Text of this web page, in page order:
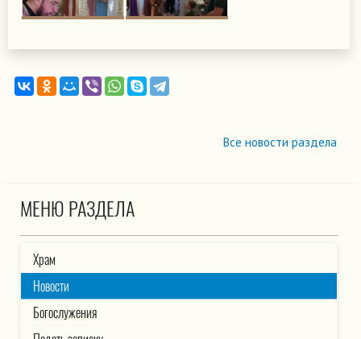
Все новости раздела
МЕНЮ РАЗДЕЛА
Храм
Новости
Богослужения